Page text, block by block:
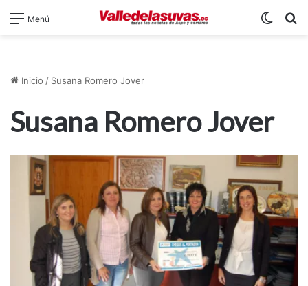
Menú
Inicio / Susana Romero Jover
Susana Romero Jover